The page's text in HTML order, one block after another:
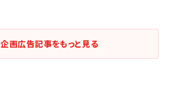
企画広告記事をもっと見る